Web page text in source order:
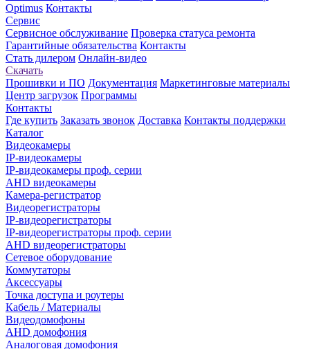
Optimus Контакты
Сервис
Сервисное обслуживание Проверка статуса ремонта
Гарантийные обязательства Контакты
Стать дилером Онлайн-видео
Скачать
Прошивки и ПО Документация Маркетинговые материалы
Центр загрузок Программы
Контакты
Где купить Заказать звонок Доставка Контакты поддержки
Каталог
Видеокамеры
IP-видеокамеры
IP-видеокамеры проф. серии
AHD видеокамеры
Камера-регистратор
Видеорегистраторы
IP-видеорегистраторы
IP-видеорегистраторы проф. серии
AHD видеорегистраторы
Сетевое оборудование
Коммутаторы
Аксессуары
Точка доступа и роутеры
Кабель / Материалы
Видеодомофоны
AHD домофония
Аналоговая домофония